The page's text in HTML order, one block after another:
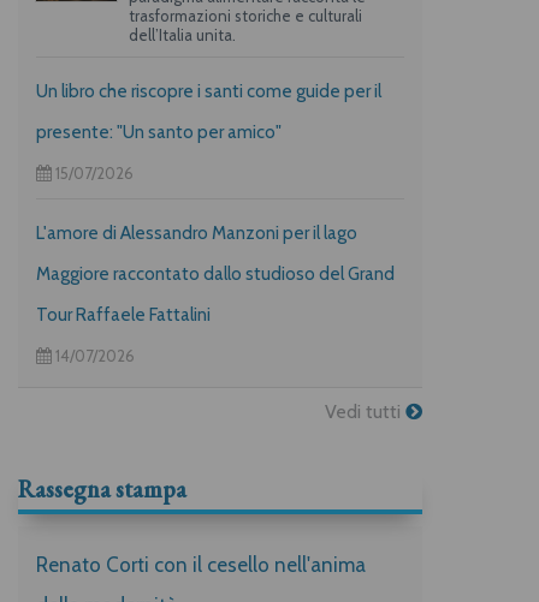
trasformazioni storiche e culturali
dell’Italia unita.
Un libro che riscopre i santi come guide per il
presente: "Un santo per amico"
15/07/2026
L'amore di Alessandro Manzoni per il lago
Maggiore raccontato dallo studioso del Grand
Tour Raffaele Fattalini
14/07/2026
Vedi tutti
Rassegna stampa
Renato Corti con il cesello nell'anima